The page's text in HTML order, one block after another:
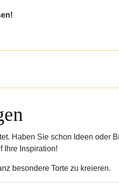
Haben Sie schon Ideen oder
Ihre Inspiration!
besondere Torte zu kreieren.